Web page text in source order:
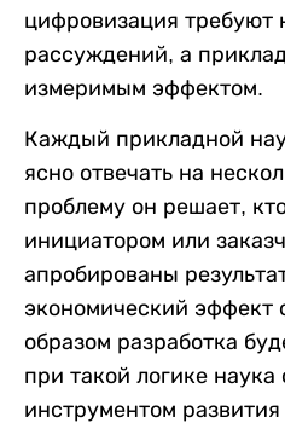
цифровизация требуют
рассуждений, а
измеримым эффектом.
Каждый прикладной
ясно отвечать на
проблему он решает,
инициатором или
апробированы
экономический эффект
образом разработка
при такой логике
инструментом